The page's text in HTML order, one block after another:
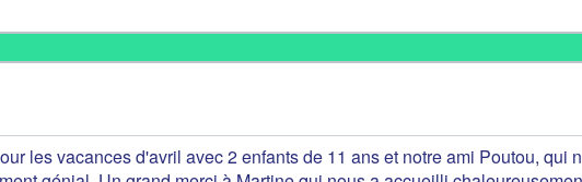
les vacances d'avril avec 2 enfants de 11 ans et notre ami Poutou, qui